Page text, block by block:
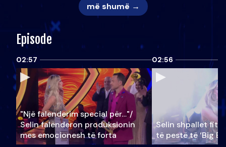
më shumë →
Episode
02:57
"Një falenderim special për…"/
Selin falënderon produksionin
mes emocionesh të forta
02:56
Selin shpallet
të pestë të ‘Big